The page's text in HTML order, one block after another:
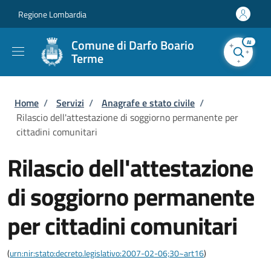
Regione Lombardia
Comune di Darfo Boario
Terme
AI
Briciole di pane
Home / Servizi / Anagrafe e stato civile /
Rilascio dell'attestazione di soggiorno permanente per
cittadini comunitari
Rilascio dell'attestazione
di soggiorno permanente
per cittadini comunitari
(urn:nir:stato:decreto.legislativo:2007-02-06;30~art16)